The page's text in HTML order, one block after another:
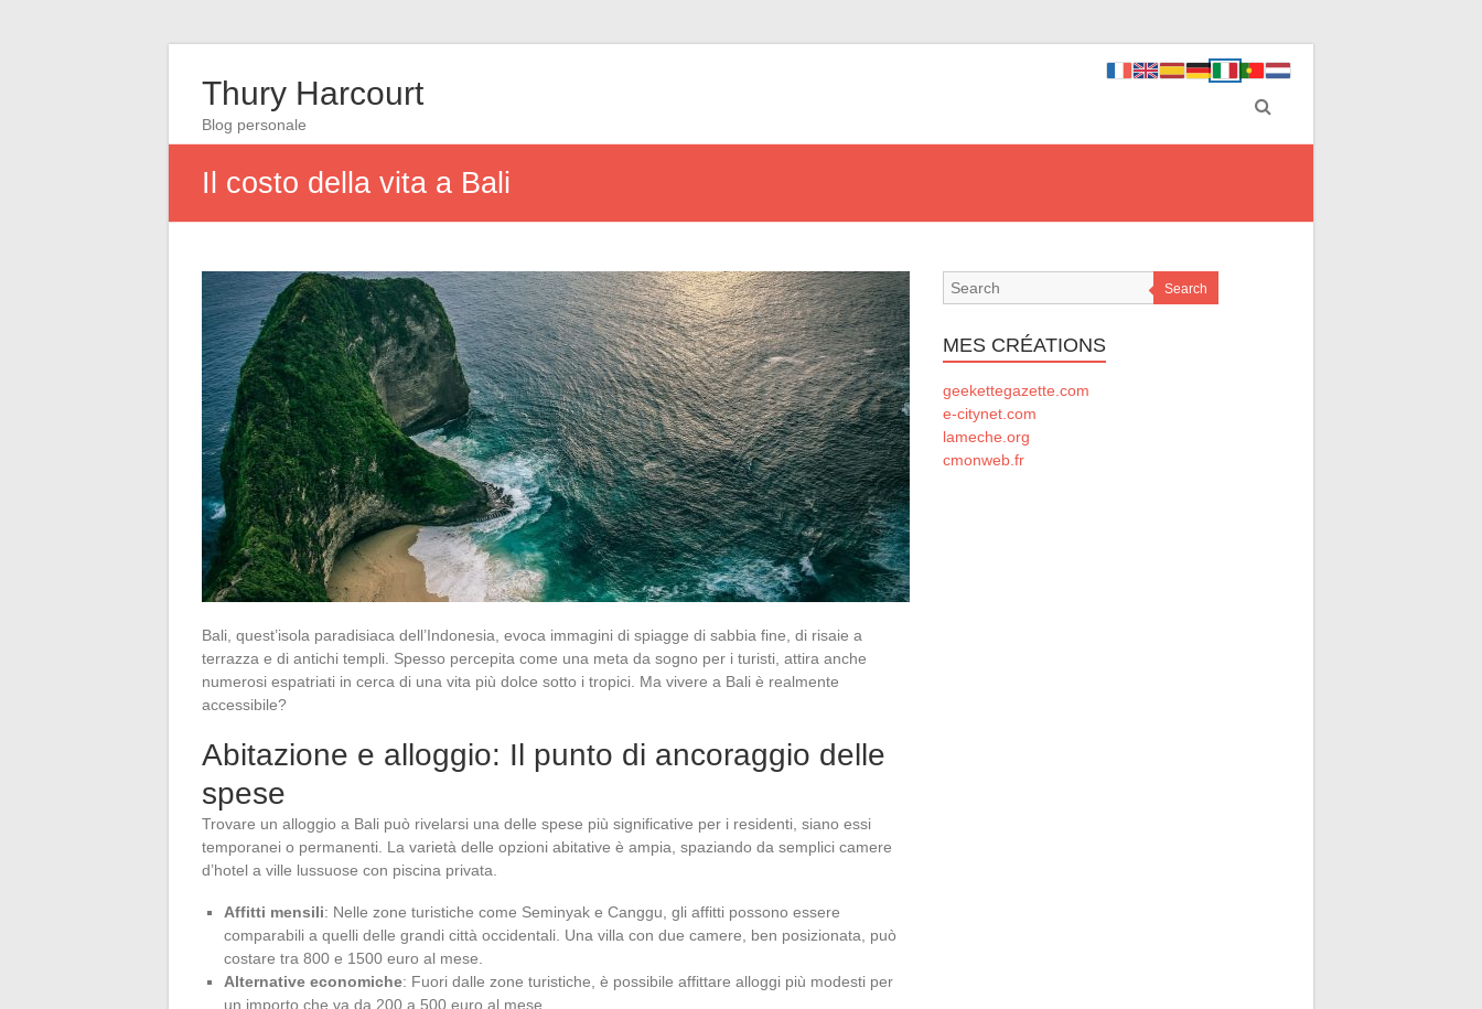
Thury Harcourt
Blog personale
Il costo della vita a Bali
Bali, quest’isola paradisiaca dell’Indonesia, evoca immagini di spiagge di sabbia fine, di risaie a
terrazza e di antichi templi. Spesso percepita come una meta da sogno per i turisti, attira anche
numerosi espatriati in cerca di una vita più dolce sotto i tropici. Ma vivere a Bali è realmente
accessibile?
Abitazione e alloggio: Il punto di ancoraggio delle
spese
Trovare un alloggio a Bali può rivelarsi una delle spese più significative per i residenti, siano essi
temporanei o permanenti. La varietà delle opzioni abitative è ampia, spaziando da semplici camere
d’hotel a ville lussuose con piscina privata.
Affitti mensili: Nelle zone turistiche come Seminyak e Canggu, gli affitti possono essere
comparabili a quelli delle grandi città occidentali. Una villa con due camere, ben posizionata, può
costare tra 800 e 1500 euro al mese.
Alternative economiche: Fuori dalle zone turistiche, è possibile affittare alloggi più modesti per
un importo che va da 200 a 500 euro al mese.
Search
MES CRÉATIONS
geekettegazette.com
e-citynet.com
lameche.org
cmonweb.fr